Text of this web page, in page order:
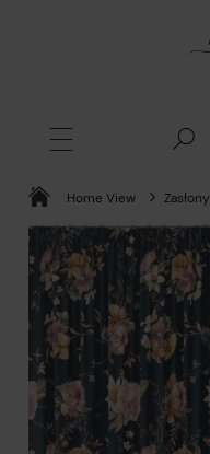
Home View Zasłony